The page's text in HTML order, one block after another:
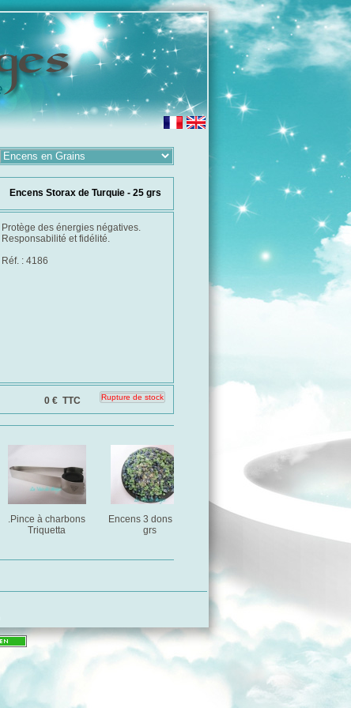
Encens Storax de Turquie - 25 grs
Protège des énergies négatives.
Responsabilité et fidélité.
Réf. : 4186
TTC
0 €
.Pince à charbons
Triquetta
Encens 3 dons : 25
grs
Encens A,U,S - 25 grs